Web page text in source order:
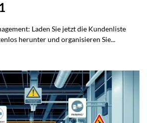
Laden Sie jetzt die Kundenliste
herunter und organisieren Sie...